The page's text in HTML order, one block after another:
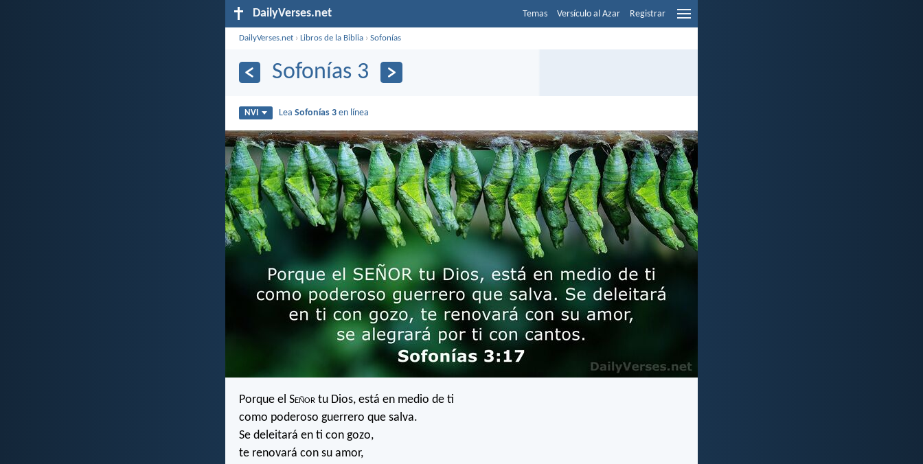
DailyVerses.net Temas Versículo al Azar Registrar
DailyVerses.net ›Libros de la Biblia ›Sofonías
Sofonías 3
NVI LeaSofonías 3 en línea
Porque el Señor tu Dios, está en medio de ti
como poderoso guerrero que salva.
Se deleitará en ti con gozo,
te renovará con su amor,